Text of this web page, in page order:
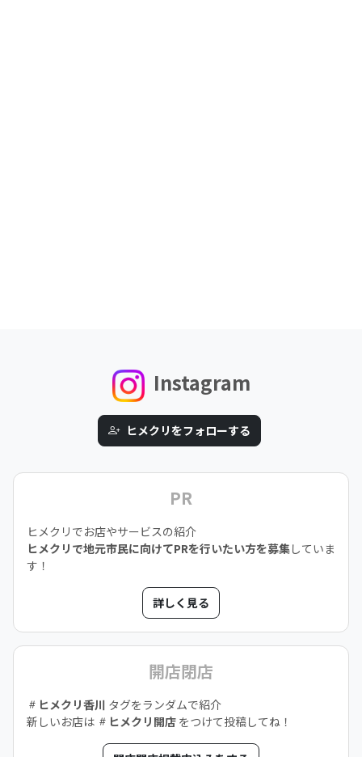
Instagram
ヒメクリをフォローする
PR
ヒメクリでお店やサービスの紹介
ヒメクリで地元市民に向けてPRを行いたい方を募集していま
す！
詳しく見る
開店閉店
ヒメクリ香川 タグをランダムで紹介
新しいお店は
ヒメクリ開店 をつけて投稿してね！